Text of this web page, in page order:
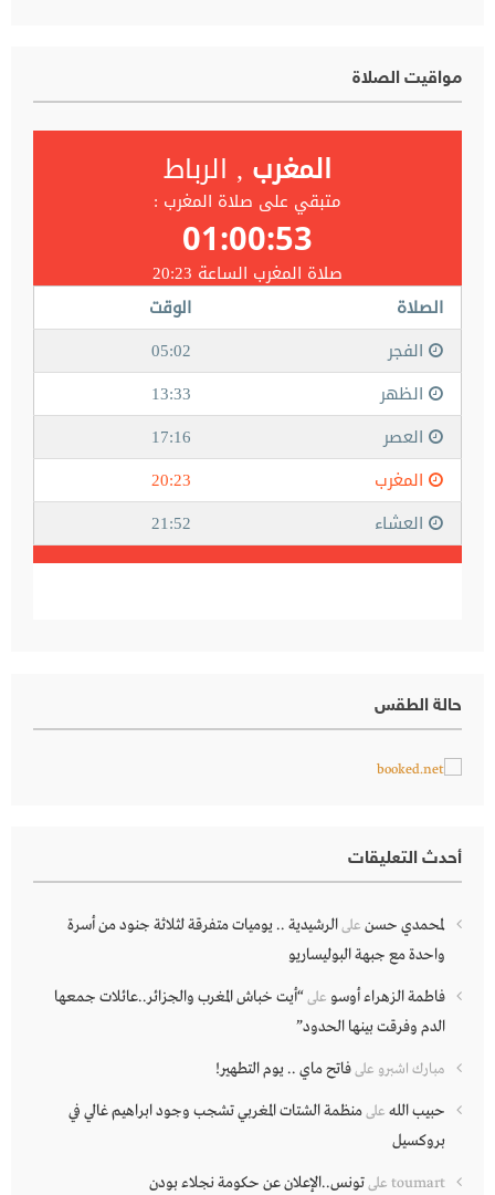
مواقيت الصلاة
حالة الطقس
أحدث التعليقات
لمحمدي حسن علىالرشيدية .. يوميات متفرقة لثلاثة جنود من أسرة
واحدة مع جبهة البوليساريو
فاطمة الزهراء أوسو على“أيت خباش المغرب والجزائر..عائلات جمعها
الدم وفرقت بينها الحدود”
مبارك اشبرو علىفاتح ماي .. يوم التطهير!
حبيب الله علىمنظمة الشتات المغربي تشجب وجود ابراهيم غالي في
بروكسيل
toumart علىتونس..الإعلان عن حكومة نجلاء بودن